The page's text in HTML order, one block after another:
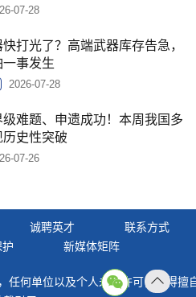
07-28
打光了？高端武器库存告急，
事发生
2026-07-28
级难题、申遗成功！本周我国多
史性突破
07-26
诚聘英才
联系方式
护 新媒体矩阵
任何单位以及个人未经许可，不得擅